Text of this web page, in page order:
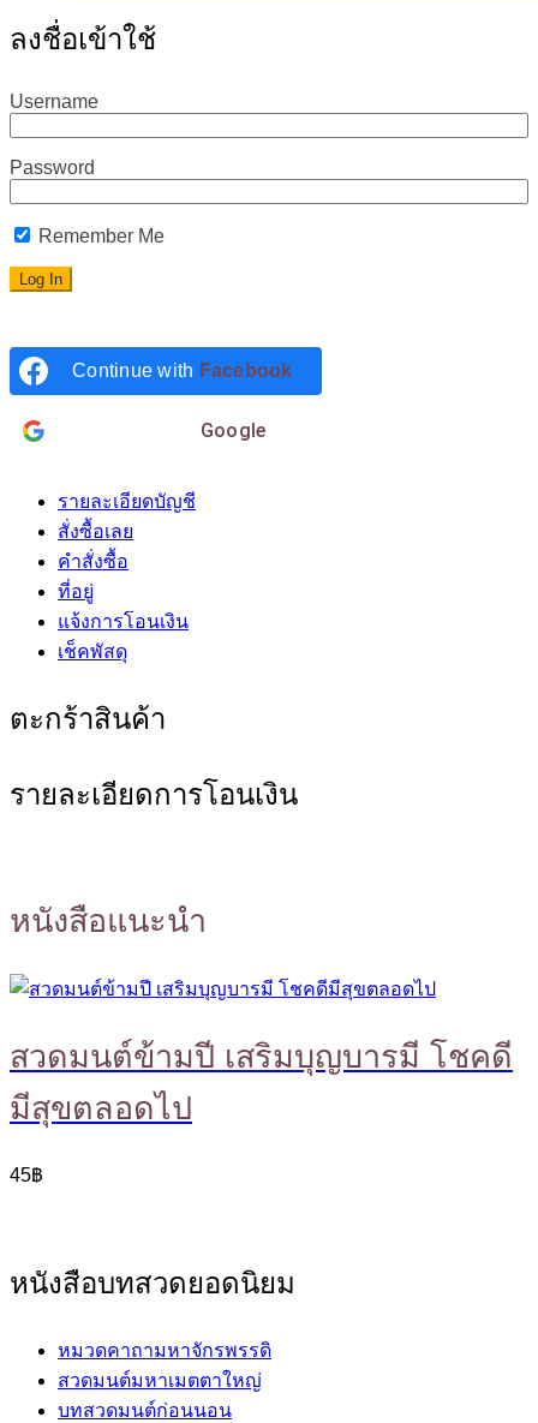
ลงชื่อเข้าใช้
Username
Password
Remember Me
Continue with Facebook
Google
รายละเอียดบัญชี
สั่งซื้อเลย
คำสั่งซื้อ
ที่อยู่
แจ้งการโอนเงิน
เช็คพัสดุ
ตะกร้าสินค้า
รายละเอียดการโอนเงิน
หนังสือแนะนำ
สวดมนต์ข้ามปี เสริมบุญบารมี โชคดี
มีสุขตลอดไป
45฿
หนังสือบทสวดยอดนิยม
หมวดคาถามหาจักรพรรดิ
สวดมนต์มหาเมตตาใหญ่
บทสวดมนต์ก่อนนอน